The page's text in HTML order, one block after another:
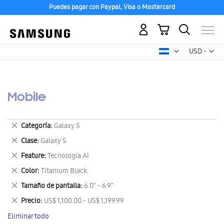
Puedes pagar con Paypal, Visa o Mastercard
USD -
dólar
Mi carrito
Mobile
Categoría Galaxy S
Eliminar
este
artículo
Clase Galaxy S
Eliminar
este
artículo
Feature Tecnología AI
Eliminar
este
artículo
Color Titanium Black.
Eliminar
este
artículo
Tamaño de pantalla 6.0" - 6.9"
Eliminar
este
artículo
Precio US$ 1,100.00 - US$ 1,199.99
Eliminar
este
artículo
Eliminar todo